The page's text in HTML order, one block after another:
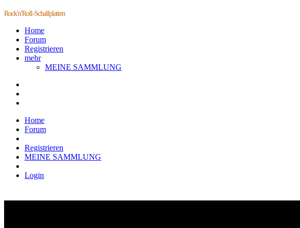
Rock'n'Roll-Schallplatten
Home
Forum
Registrieren
mehr
MEINE SAMMLUNG
Home
Forum
Registrieren
MEINE SAMMLUNG
Login